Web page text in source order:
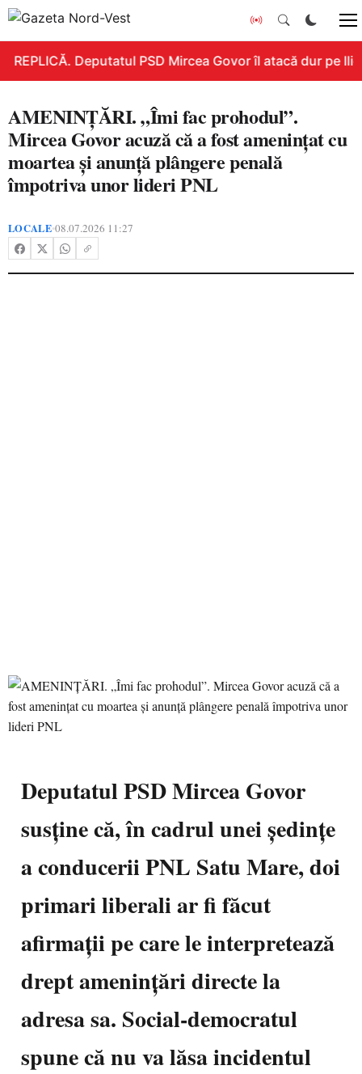
REPLICĂ. Deputatul PSD Mircea Govor îl atacă dur pe
AMENINȚĂRI. „Îmi fac prohodul”.
Mircea Govor acuză că a fost amenințat cu
moartea și anunță plângere penală
împotriva unor lideri PNL
LOCALE•08.07.2026 11:27
Deputatul PSD Mircea Govor
susține că, în cadrul unei ședințe
a conducerii PNL Satu Mare, doi
primari liberali ar fi făcut
afirmații pe care le interpretează
drept amenințări directe la
adresa sa. Social-democratul
spune că nu va lăsa incidentul